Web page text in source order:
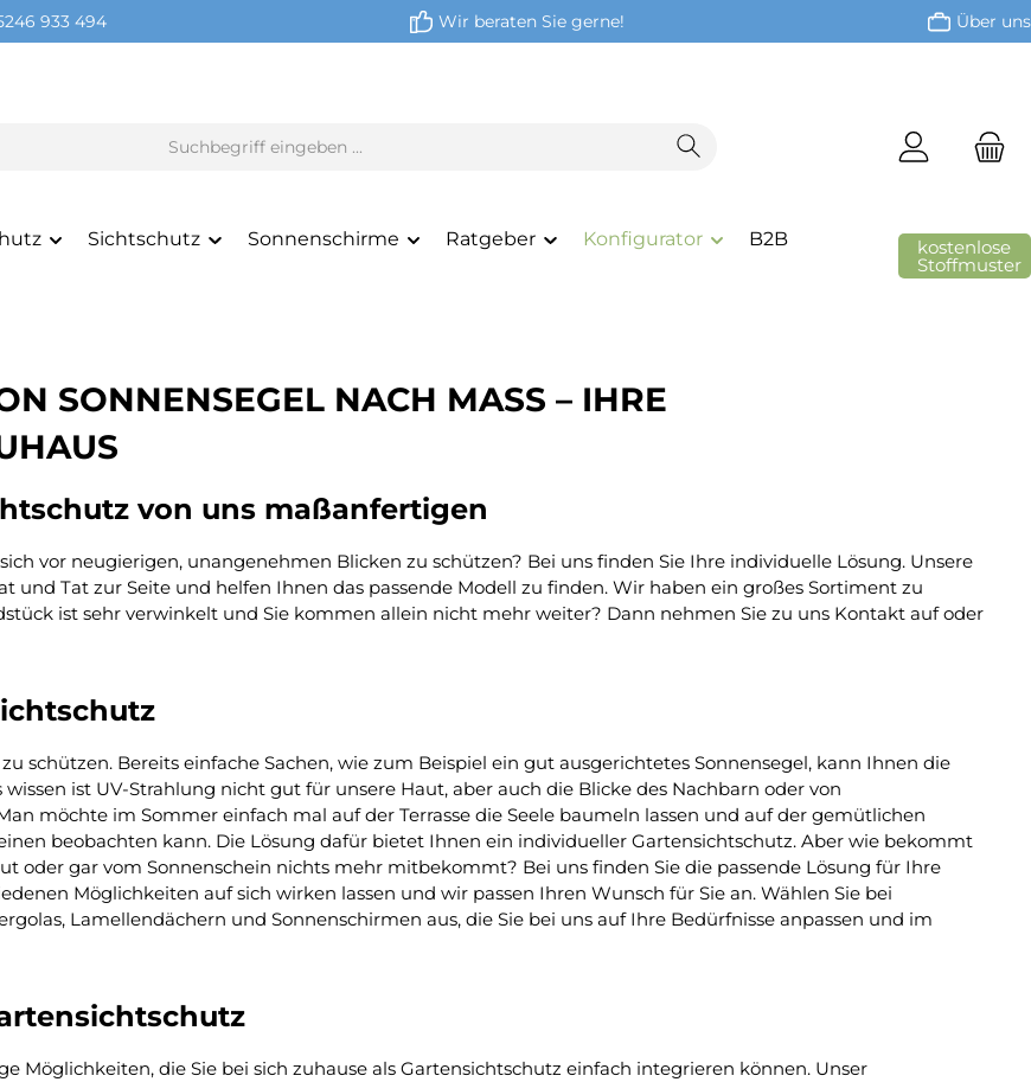
933 494 Wir beraten Sie gerne! Über uns
Sichtschutz Sonnenschirme Ratgeber Konfigurator B2B kostenlose
Stoffmuster
SONNENSEGEL NACH MASS – IHRE
von uns maßanfertigen
vor neugierigen, unangenehmen Blicken zu schützen? Bei uns finden Sie Ihre individuelle Lösung. Unsere
Tat zur Seite und helfen Ihnen das passende Modell zu finden. Wir haben ein großes Sortiment zu
ist sehr verwinkelt und Sie kommen allein nicht mehr weiter? Dann nehmen Sie zu uns Kontakt auf oder
schützen. Bereits einfache Sachen, wie zum Beispiel ein gut ausgerichtetes Sonnensegel, kann Ihnen die
ist UV-Strahlung nicht gut für unsere Haut, aber auch die Blicke des Nachbarn oder von
möchte im Sommer einfach mal auf der Terrasse die Seele baumeln lassen und auf der gemütlichen
beobachten kann. Die Lösung dafür bietet Ihnen ein individueller Gartensichtschutz. Aber wie bekommt
oder gar vom Sonnenschein nichts mehr mitbekommt? Bei uns finden Sie die passende Lösung für Ihre
Möglichkeiten auf sich wirken lassen und wir passen Ihren Wunsch für Sie an. Wählen Sie bei
Lamellendächern und Sonnenschirmen aus, die Sie bei uns auf Ihre Bedürfnisse anpassen und im
Möglichkeiten, die Sie bei sich zuhause als Gartensichtschutz einfach integrieren können. Unser